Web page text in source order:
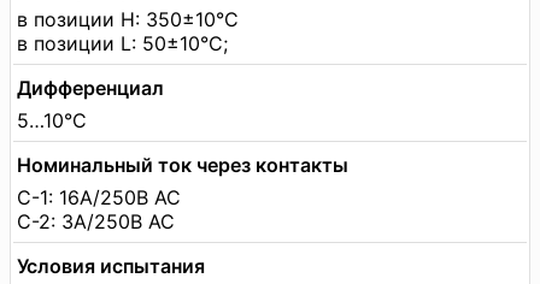
в позиции H: 350±10°C
в позиции L: 50±10°C;
Дифференциал
5…10°C
Номинальный ток через контакты
С-1: 16A/250В АС
C-2: 3A/250В АС
Условия испытания